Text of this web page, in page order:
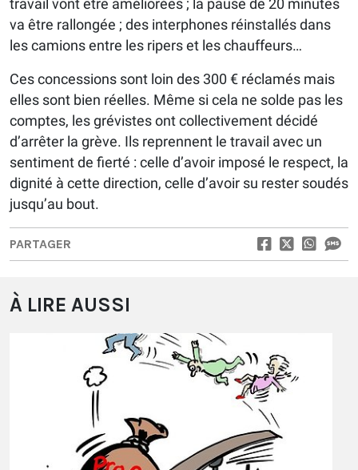
travail vont être améliorées ; la pause de 20 minutes
va être rallongée ; des interphones réinstallés dans
les camions entre les ripers et les chauffeurs…
Ces concessions sont loin des 300 € réclamés mais
elles sont bien réelles. Même si cela ne solde pas les
comptes, les grévistes ont collectivement décidé
d’arrêter la grève. Ils reprennent le travail avec un
sentiment de fierté : celle d’avoir imposé le respect, la
dignité à cette direction, celle d’avoir su rester soudés
jusqu’au bout.
PARTAGER
À LIRE AUSSI